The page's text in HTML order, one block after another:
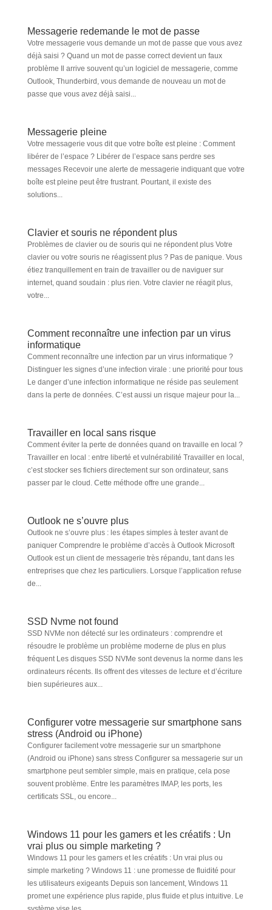
Messagerie redemande le mot de passe
Votre messagerie vous demande un mot de passe que vous avez
déjà saisi ? Quand un mot de passe correct devient un faux
problème Il arrive souvent qu’un logiciel de messagerie, comme
Outlook, Thunderbird, vous demande de nouveau un mot de
passe que vous avez déjà saisi...
Messagerie pleine
Votre messagerie vous dit que votre boîte est pleine : Comment
libérer de l’espace ? Libérer de l’espace sans perdre ses
messages Recevoir une alerte de messagerie indiquant que votre
boîte est pleine peut être frustrant. Pourtant, il existe des
solutions...
Clavier et souris ne répondent plus
Problèmes de clavier ou de souris qui ne répondent plus Votre
clavier ou votre souris ne réagissent plus ? Pas de panique. Vous
étiez tranquillement en train de travailler ou de naviguer sur
internet, quand soudain : plus rien. Votre clavier ne réagit plus,
votre...
Comment reconnaître une infection par un virus
informatique
Comment reconnaître une infection par un virus informatique ?
Distinguer les signes d’une infection virale : une priorité pour tous
Le danger d’une infection informatique ne réside pas seulement
dans la perte de données. C’est aussi un risque majeur pour la...
Travailler en local sans risque
Comment éviter la perte de données quand on travaille en local ?
Travailler en local : entre liberté et vulnérabilité Travailler en local,
c’est stocker ses fichiers directement sur son ordinateur, sans
passer par le cloud. Cette méthode offre une grande...
Outlook ne s’ouvre plus
Outlook ne s’ouvre plus : les étapes simples à tester avant de
paniquer Comprendre le problème d’accès à Outlook Microsoft
Outlook est un client de messagerie très répandu, tant dans les
entreprises que chez les particuliers. Lorsque l’application refuse
de...
SSD Nvme not found
SSD NVMe non détecté sur les ordinateurs : comprendre et
résoudre le problème un problème moderne de plus en plus
fréquent Les disques SSD NVMe sont devenus la norme dans les
ordinateurs récents. Ils offrent des vitesses de lecture et d’écriture
bien supérieures aux...
Configurer votre messagerie sur smartphone sans
stress (Android ou iPhone)
Configurer facilement votre messagerie sur un smartphone
(Android ou iPhone) sans stress Configurer sa messagerie sur un
smartphone peut sembler simple, mais en pratique, cela pose
souvent problème. Entre les paramètres IMAP, les ports, les
certificats SSL, ou encore...
Windows 11 pour les gamers et les créatifs : Un
vrai plus ou simple marketing ?
Windows 11 pour les gamers et les créatifs : Un vrai plus ou
simple marketing ? Windows 11 : une promesse de fluidité pour
les utilisateurs exigeants Depuis son lancement, Windows 11
promet une expérience plus rapide, plus fluide et plus intuitive. Le